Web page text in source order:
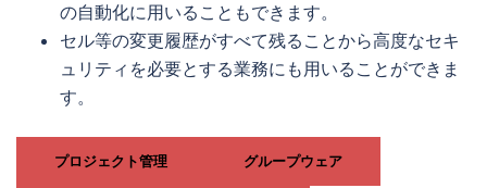
の自動化に用いることもできます。
セル等の変更履歴がすべて残ることから高度なセキ
ュリティを必要とする業務にも用いることができま
す。
プロジェクト管理 グループウェア